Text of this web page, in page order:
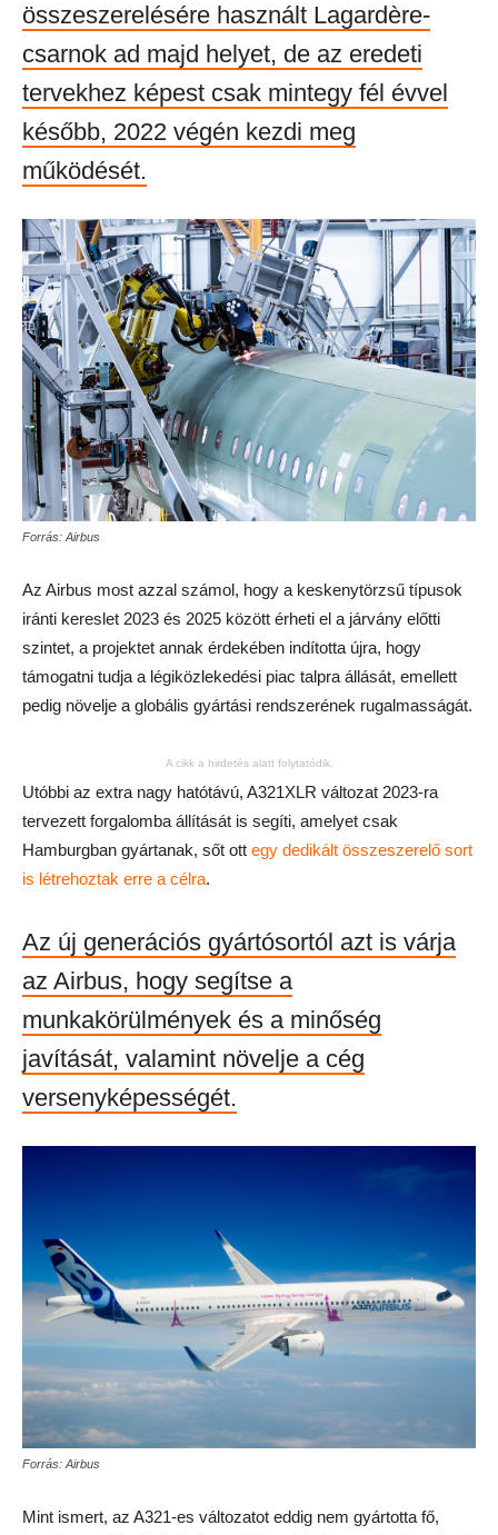
összeszerelésére használt Lagardère-
csarnok ad majd helyet, de az eredeti
tervekhez képest csak mintegy fél évvel
később, 2022 végén kezdi meg
működését.
Forrás: Airbus
Az Airbus most azzal számol, hogy a keskenytörzsű típusok
iránti kereslet 2023 és 2025 között érheti el a járvány előtti
szintet, a projektet annak érdekében indította újra, hogy
támogatni tudja a légiközlekedési piac talpra állását, emellett
pedig növelje a globális gyártási rendszerének rugalmasságát.
A cikk a hirdetés alatt folytatódik.
Utóbbi az extra nagy hatótávú, A321XLR változat 2023-ra
tervezett forgalomba állítását is segíti, amelyet csak
Hamburgban gyártanak, sőt ott egy dedikált összeszerelő sort
is létrehoztak erre a célra.
Az új generációs gyártósortól azt is várja
az Airbus, hogy segítse a
munkakörülmények és a minőség
javítását, valamint növelje a cég
versenyképességét.
Forrás: Airbus
Mint ismert, az A321-es változatot eddig nem gyártotta fő,